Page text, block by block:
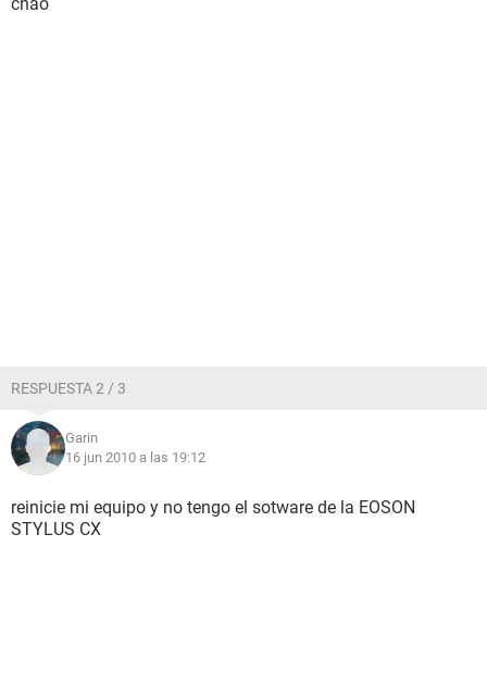
RESPUESTA 2 / 3
Garin
16 jun 2010 a las 19:12
reinicie mi equipo y no tengo el sotware de la EOSON
STYLUS CX